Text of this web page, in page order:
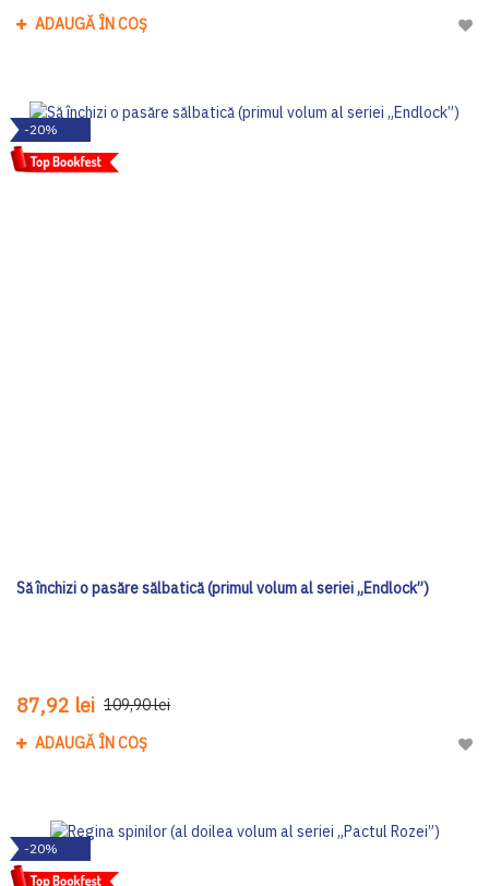
ADAUGĂ ÎN COȘ
-20%
Să închizi o pasăre sălbatică (primul volum al seriei „Endlock”)
87,92 lei 109,90 lei
ADAUGĂ ÎN COȘ
-20%